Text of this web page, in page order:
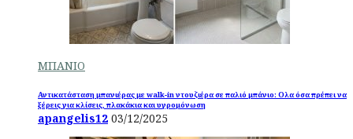
ΜΠΑΝΙΟ
Αντικατάσταση μπανιέρας με walk-in ντουζιέρα σε παλιό μπάνιο: Ολα όσα πρέπει να
ξέρεις για κλίσεις, πλακάκια και υγρομόνωση
apangelis12 03/12/2025